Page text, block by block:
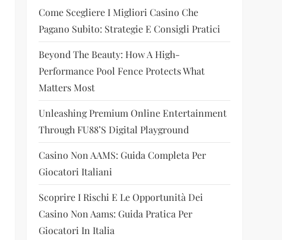
Come Scegliere I Migliori Casino Che
Pagano Subito: Strategie E Consigli Pratici
Beyond The Beauty: How A High-
Performance Pool Fence Protects What
Matters Most
Unleashing Premium Online Entertainment
Through FU88’s Digital Playground
Casino Non AAMS: Guida Completa Per
Giocatori Italiani
Scoprire I Rischi E Le Opportunità Dei
Casino Non Aams: Guida Pratica Per
Giocatori In Italia